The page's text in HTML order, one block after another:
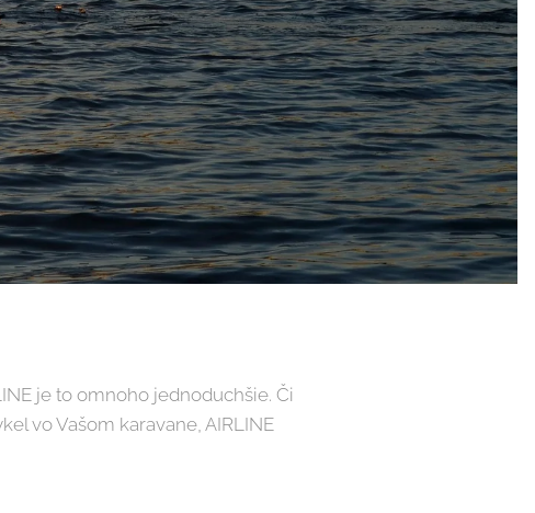
je to omnoho jednoduchšie. Či
vo Vašom karavane, AIRLINE